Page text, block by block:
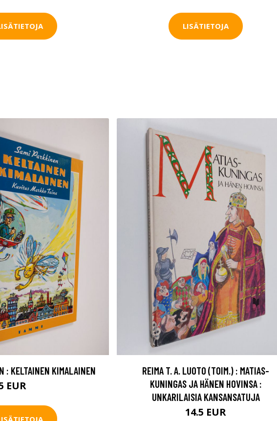
LISÄTIETOJA
: KELTAINEN KIMALAINEN
EUR
REIMA T. A. LUOTO (TOIM.) : MATIAS-
KUNINGAS JA HÄNEN HOVINSA :
UNKARILAISIA KANSANSATUJA
14.5 EUR